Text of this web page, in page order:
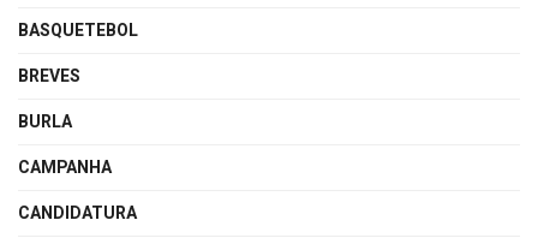
BASQUETEBOL
BREVES
BURLA
CAMPANHA
CANDIDATURA